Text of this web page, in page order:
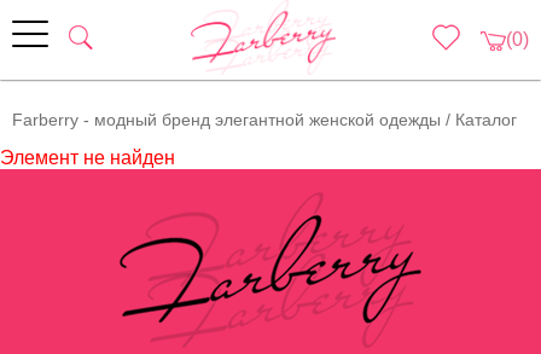
(0)
Farberry - модный бренд элегантной женской одежды / Каталог
Элемент не найден